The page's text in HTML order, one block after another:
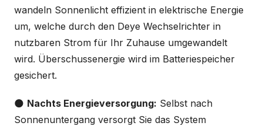
wandeln Sonnenlicht effizient in elektrische Energie
um, welche durch den Deye Wechselrichter in
nutzbaren Strom für Ihr Zuhause umgewandelt
wird. Überschussenergie wird im Batteriespeicher
gesichert.
🌑 Nachts Energieversorgung: Selbst nach
Sonnenuntergang versorgt Sie das System